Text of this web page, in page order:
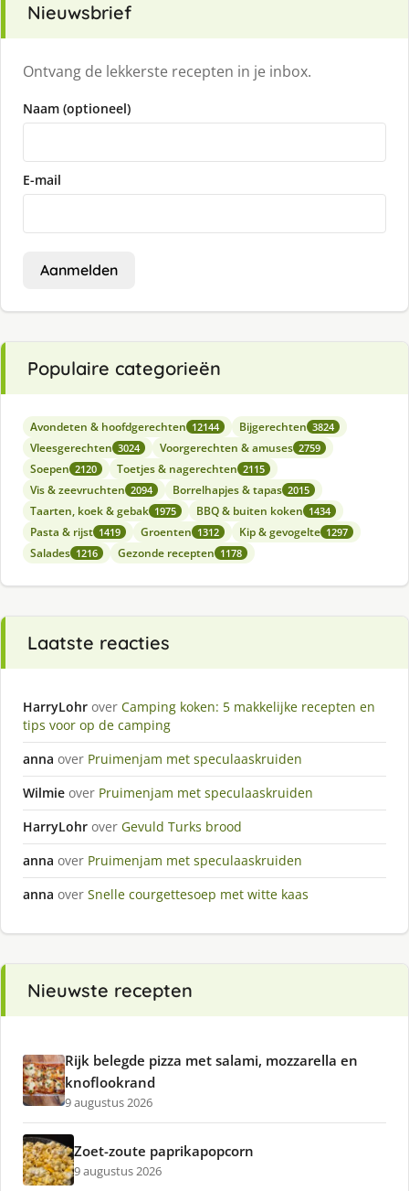
Nieuwsbrief
Ontvang de lekkerste recepten in je inbox.
Naam (optioneel)
E-mail
Aanmelden
Populaire categorieën
Avondeten & hoofdgerechten 12144 Bijgerechten 3824
Vleesgerechten 3024 Voorgerechten & amuses 2759
Soepen 2120 Toetjes & nagerechten 2115
Vis & zeevruchten 2094 Borrelhapjes & tapas 2015
Taarten, koek & gebak 1975 BBQ & buiten koken 1434
Pasta & rijst 1419 Groenten 1312 Kip & gevogelte 1297
Salades 1216 Gezonde recepten 1178
Laatste reacties
HarryLohr over Camping koken: 5 makkelijke recepten en
tips voor op de camping
anna over Pruimenjam met speculaaskruiden
Wilmie over Pruimenjam met speculaaskruiden
HarryLohr over Gevuld Turks brood
anna over Pruimenjam met speculaaskruiden
anna over Snelle courgettesoep met witte kaas
Nieuwste recepten
Rijk belegde pizza met salami, mozzarella en
knoflookrand
9 augustus 2026
Zoet-zoute paprikapopcorn
9 augustus 2026